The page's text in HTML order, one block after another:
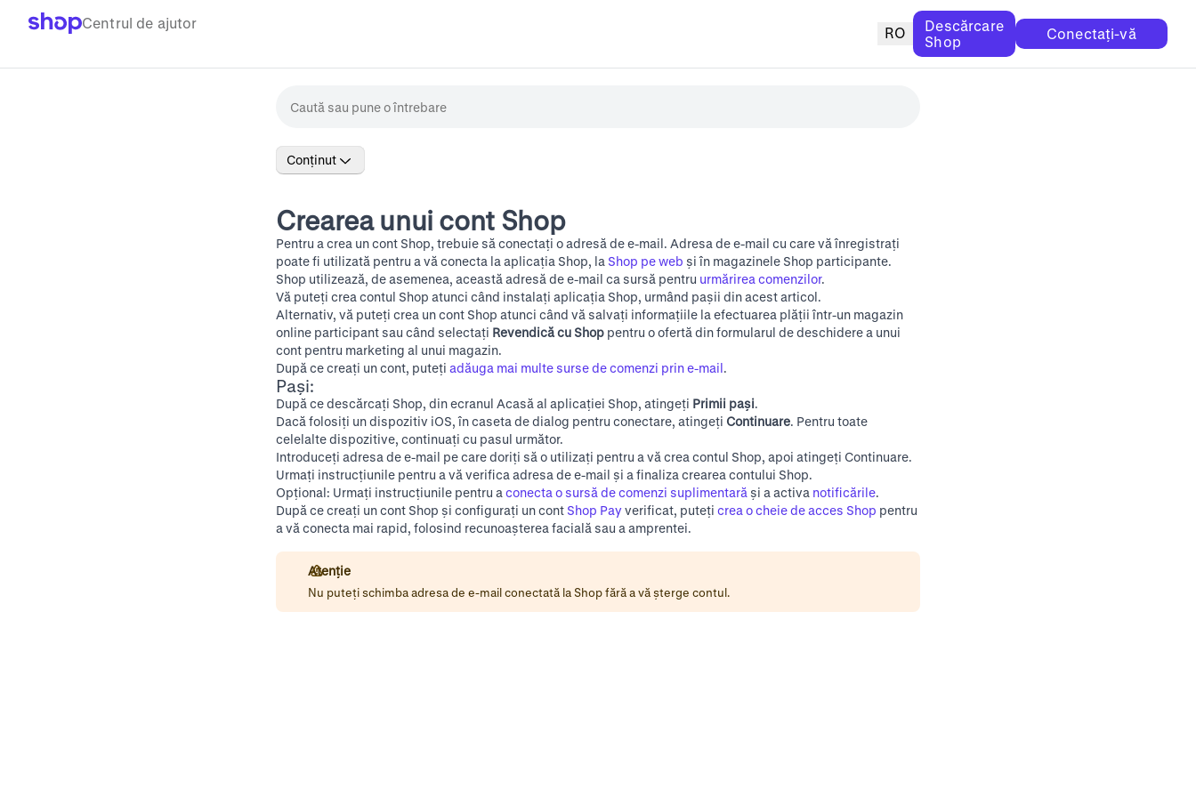
Centrul de ajutor
RO
Descărcare
Shop
Conectați-vă
Conținut
Crearea unui cont Shop
Pentru a crea un cont Shop, trebuie să conectați o adresă de e-mail. Adresa de e-mail cu care vă înregistrați
poate fi utilizată pentru a vă conecta la aplicația Shop, la Shop pe web și în magazinele Shop participante.
Shop utilizează, de asemenea, această adresă de e-mail ca sursă pentru urmărirea comenzilor.
Vă puteți crea contul Shop atunci când instalați aplicația Shop, urmând pașii din acest articol.
Alternativ, vă puteți crea un cont Shop atunci când vă salvați informațiile la efectuarea plății într-un magazin
online participant sau când selectați Revendică cu Shop pentru o ofertă din formularul de deschidere a unui
cont pentru marketing al unui magazin.
După ce creați un cont, puteți adăuga mai multe surse de comenzi prin e-mail.
Pași:
După cedescărcați Shop, din ecranul Acasă al aplicației Shop, atingeți Primii pași.
Dacă folosiți un dispozitiv iOS, în caseta de dialog pentru conectare, atingeți Continuare. Pentru toate
celelalte dispozitive, continuați cu pasul următor.
Introduceți adresa de e-mail pe care doriți să o utilizați pentru a vă crea contul Shop, apoi atingeți Continuare.
Urmați instrucțiunile pentru a vă verifica adresa de e-mail și a finaliza crearea contului Shop.
Opțional: Urmați instrucțiunile pentru a conecta o sursă de comenzi suplimentară și a activa notificările.
După ce creați un cont Shop și configurați un cont Shop Payverificat, puteți crea o cheie de acces Shop pentru
a vă conecta mai rapid, folosind recunoașterea facială sau a amprentei.
Atenție
Nu puteți schimba adresa de e-mail conectată la Shop fără a vă șterge contul.